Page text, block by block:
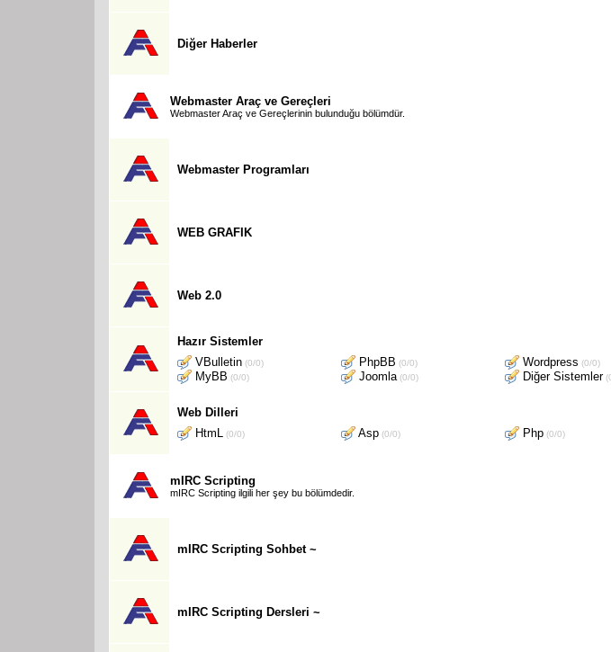
Diğer Haberler
Webmaster Araç ve Gereçleri
Webmaster Araç ve Gereçlerinin bulunduğu bölümdür.
Webmaster Programları
WEB GRAFIK
Web 2.0
Hazır Sistemler
VBulletin (0/0) PhpBB (0/0) Wordpress (0/0)
MyBB (0/0) Joomla (0/0) Diğer Sistemler
Web Dilleri
HtmL
(0/0) Asp (0/0) Php (0/0)
mIRC Scripting
mIRC Scripting ilgili her şey bu bölümdedir.
mIRC Scripting Sohbet ~
mIRC Scripting Dersleri ~